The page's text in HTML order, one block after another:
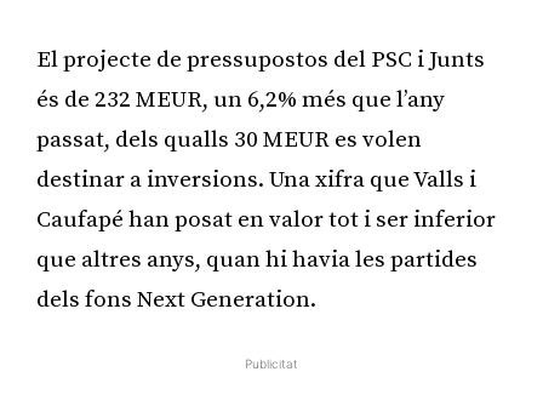
El projecte de pressupostos del PSC i Junts
és de 232 MEUR, un 6,2% més que l’any
passat, dels qualls 30 MEUR es volen
destinar a inversions. Una xifra que Valls i
Caufapé han posat en valor tot i ser inferior
que altres anys, quan hi havia les partides
dels fons Next Generation.
Publicitat